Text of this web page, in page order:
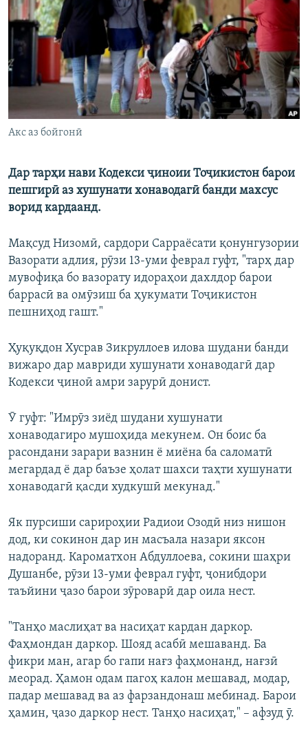
ГУЗОРИШҲОИ РАДИОӢ
Русский
ПАЙГИРӢ КУНЕД
Акс аз бойгонӣ
Дар тарҳи нави Кодекси ҷиноии Тоҷикистон барои
пешгирӣ аз хушунати хонаводагӣ банди махсус
ворид кардаанд.
Мақсуд Низомӣ, сардори Сарраёсати қонунгузории
Вазорати адлия, рӯзи 13-уми феврал гуфт, "тарҳ дар
мувофиқа бо вазорату идораҳои дахлдор барои
баррасӣ ва омӯзиш ба ҳукумати Тоҷикистон
пешниҳод гашт."
Ҳуқуқдон Хусрав Зикруллоев илова шудани банди
вижаро дар мавриди хушунати хонаводагӣ дар
Кодекси ҷиноӣ амри зарурӣ донист.
Ӯ гуфт: "Имрӯз зиёд шудани хушунати
хонаводагиро мушоҳида мекунем. Он боис ба
расондани зарари вазнин ё миёна ба саломатӣ
мегардад ё дар баъзе ҳолат шахси таҳти хушунати
хонаводагӣ қасди худкушӣ мекунад."
Як пурсиши сарироҳии Радиои Озодӣ низ нишон
дод, ки сокинон дар ин масъала назари яксон
надоранд. Кароматхон Абдуллоева, сокини шаҳри
Душанбе, рӯзи 13-уми феврал гуфт, ҷонибдори
таъйини ҷазо барои зӯроварӣ дар оила нест.
"Танҳо маслиҳат ва насиҳат кардан даркор.
Фаҳмондан даркор. Шояд асабӣ мешаванд. Ба
фикри ман, агар бо гапи нағз фаҳмонанд, нағзӣ
меорад. Ҳамон одам пагоҳ калон мешавад, модар,
падар мешавад ва аз фарзандонаш мебинад. Барои
ҳамин, ҷазо даркор нест. Танҳо насиҳат," – афзуд ӯ.